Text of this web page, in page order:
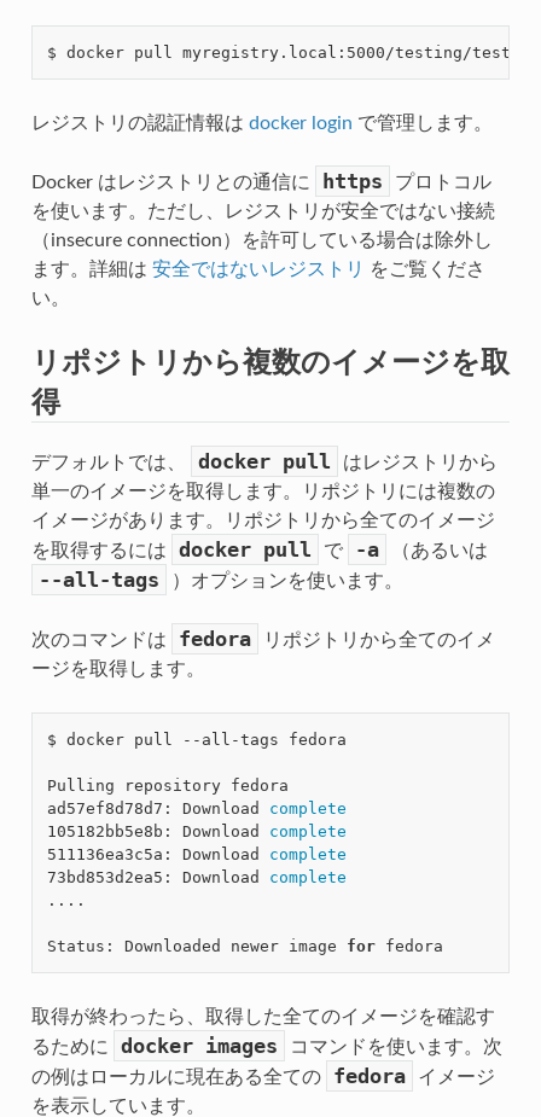
レジストリの認証情報は docker login で管理します。
Docker はレジストリとの通信に https
プロトコル
を使います。ただし、レジストリが安全ではない接続
（insecure connection）を許可している場合は除外し
ます。詳細は 安全ではないレジストリ
をご覧くださ
い。
リポジトリから複数のイメージを取
得
デフォルトでは、 docker pull
はレジストリから
単一のイメージを取得します。リポジトリには複数の
イメージがあります。リポジトリから全てのイメージ
を取得するには
docker pull で -a （あるいは
--all-tags ）オプションを使います。
次のコマンドは fedora
リポジトリから全てのイメ
ージを取得します。
$ docker pull --all-tags fedora
Pulling repository fedora
ad57ef8d78d7: Download complete
105182bb5e8b: Download complete
511136ea3c5a: Download complete
73bd853d2ea5: Download complete
....
Status: Downloaded newer image for
取得が終わったら、取得した全てのイメージを確認す
るために
docker images
コマンドを使います。次
の例はローカルに現在ある全ての
fedora
イメージ
を表示しています。